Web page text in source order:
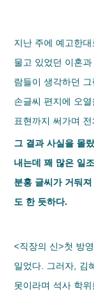
지난 주에 예고한
물고 있었던 이혼
람들이 생각하던
손글씨 편지에 오
표현까지 써가며
그 결과 사실을 몰
내는데 꽤 많은 일
분홍 글씨가 거둬
도 한 듯하다.
<직장의 신>첫 방
일었다. 그러자, 김
못이라며 석사 학